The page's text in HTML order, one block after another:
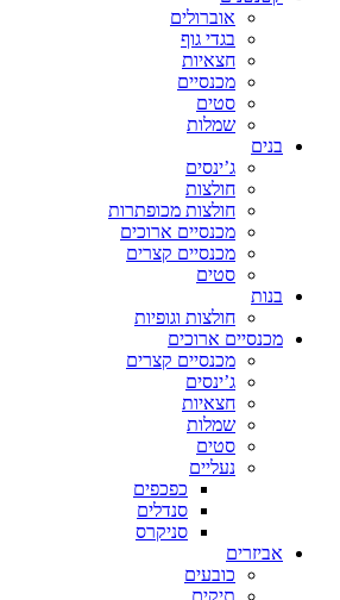
אוברולים
בגדי גוף
חצאיות
מכנסיים
סטים
שמלות
בנים
ג’ינסים
חולצות
חולצות מכופתרות
מכנסיים ארוכים
מכנסיים קצרים
סטים
בנות
חולצות וגופיות
מכנסיים ארוכים
מכנסיים קצרים
ג’ינסים
חצאיות
שמלות
סטים
נעליים
כפכפים
סנדלים
סניקרס
אביזרים
כובעים